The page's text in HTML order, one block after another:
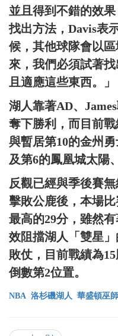
並且得到不錯的效
找出方法，Davis表
候，其他球隊會以
來，我們必須試著
且適應這些東西。」
湖人靠著AD、
奪下勝利，而目前
與暫居第10的金州
及第6的鳳凰城太陽
反觀已經與季後賽
擊敗公鹿後，本場
最高的29分，雖然
效阻擋湖人「雙星
敗仗，目前戰績為
倒數第2位置。
NBA 洛杉磯湖人 華盛頓巫師